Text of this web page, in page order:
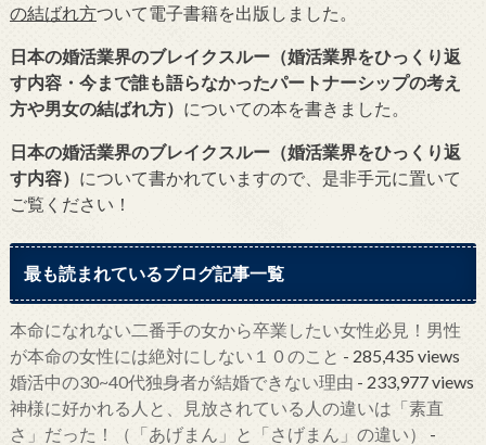
の結ばれ方ついて電子書籍を出版しました。
日本の婚活業界のブレイクスルー（婚活業界をひっくり返
す内容・今まで誰も語らなかったパートナーシップの考え
方や男女の結ばれ方） についての本を書きました。
日本の婚活業界のブレイクスルー（婚活業界をひっくり返
す内容） について書かれていますので、是非手元に置いて
ご覧ください！
最も読まれているブログ記事一覧
本命になれない二番手の女から卒業したい女性必見！男性
が本命の女性には絶対にしない１０のこと - 285,435 views
婚活中の30~40代独身者が結婚できない理由 - 233,977 views
神様に好かれる人と、見放されている人の違いは「素直
さ」だった！（「あげまん」と「さげまん」の違い）
-